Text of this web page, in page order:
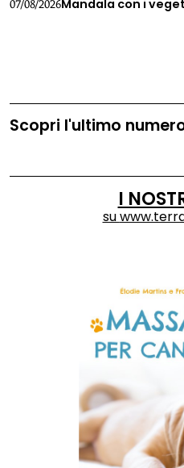
07/08/2026Mandala con i
Scopri l'ultimo
I
su